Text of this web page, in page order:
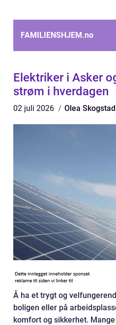
FAMILIENSHJEM.no
Elektriker i Asker
strøm i hverdagen
02 juli 2026 Olea Skogstad
Å ha et trygt og
boligen eller på
komfort og sikkerhet.